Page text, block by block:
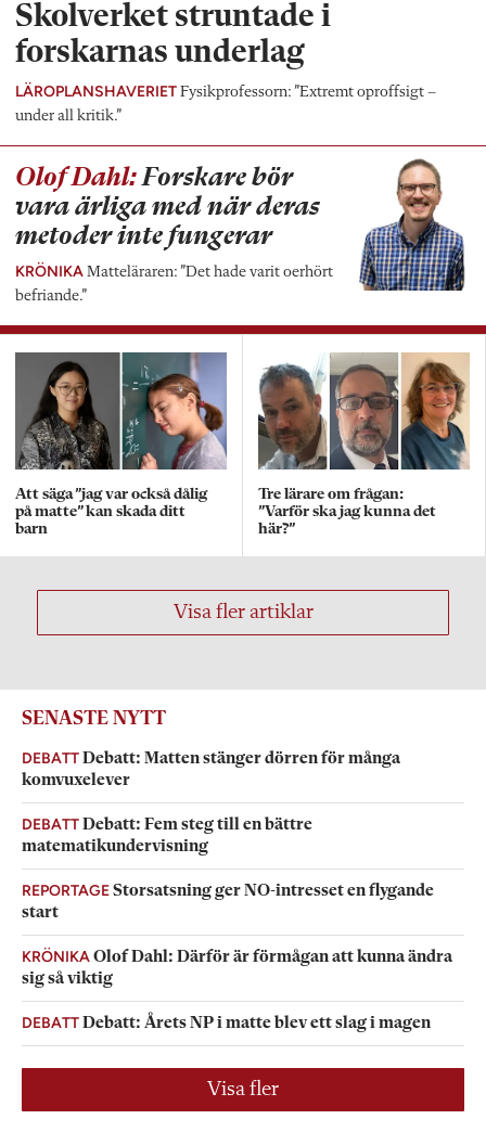
Skolverket struntade i
forskarnas underlag
LÄROPLANSHAVERIET Fysikprofessorn: ”Extremt oproffsigt –
under all kritik.”
Olof Dahl:Forskare bör
vara ärliga med när deras
metoder inte fungerar
KRÖNIKA Matteläraren: ”Det hade varit oerhört
befriande.”
Att säga ”jag var också dålig
på matte” kan skada ditt
barn
Tre lärare om frågan:
”Varför ska jag kunna det
här?”
Visa fler artiklar
SENASTE NYTT
DEBATTDebatt: Matten stänger dörren för många
komvuxelever
DEBATTDebatt: Fem steg till en bättre
matematikundervisning
REPORTAGEStorsatsning ger NO-intresset en flygande
start
KRÖNIKA Olof Dahl: Därför är förmågan att kunna ändra
sig så viktig
DEBATTDebatt: Årets NP i matte blev ett slag i magen
Visa fler